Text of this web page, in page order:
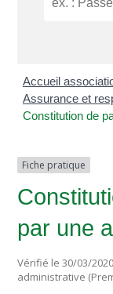
Accueil
Assurance et
Constitution de
Fiche pratique
par une
Vérifié le 30/03/
administrative